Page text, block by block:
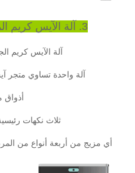
3. آلة الآيس كريم المطورة حديثًا TTCN
آلة الآيس كريم
آلة واحدة تساوي متجر
أذواق
ثلاث نكهات
أي مزيج من أربعة أنواع من